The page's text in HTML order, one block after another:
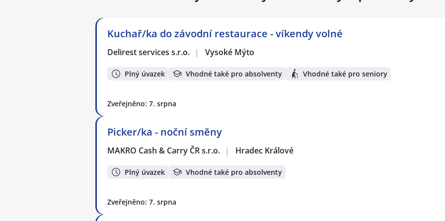
Kuchař/ka do závodní restaurace - víkendy volné
Delirest services s.r.o. | Vysoké Mýto
Plný úvazek Vhodné také pro absolventy Vhodné také pro seniory
Zveřejněno: 7. srpna
Picker/ka - noční směny
MAKRO Cash & Carry ČR s.r.o. | Hradec Králové
Plný úvazek Vhodné také pro absolventy
Zveřejněno: 7. srpna